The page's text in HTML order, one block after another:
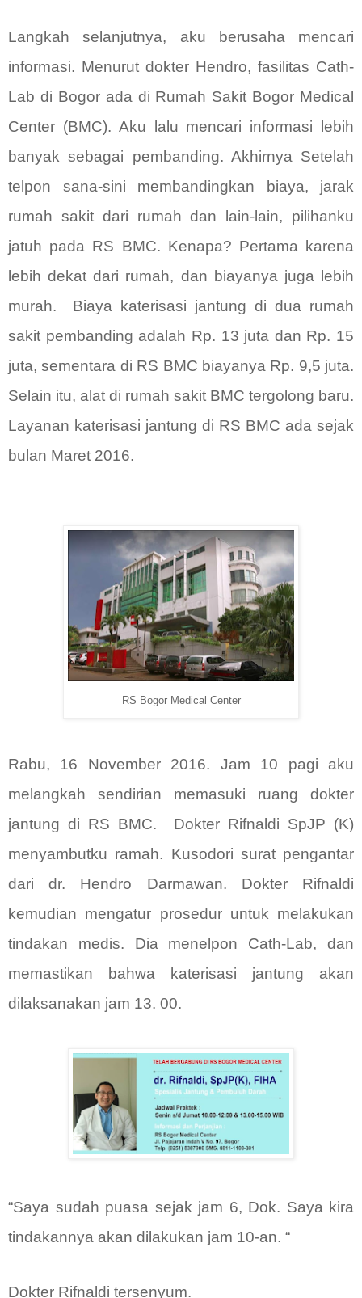
Langkah selanjutnya, aku berusaha mencari
informasi. Menurut dokter Hendro, fasilitas Cath-
Lab di Bogor ada di Rumah Sakit Bogor Medical
Center (BMC). Aku lalu mencari informasi lebih
banyak sebagai pembanding. Akhirnya Setelah
telpon sana-sini membandingkan biaya, jarak
rumah sakit dari rumah dan lain-lain, pilihanku
jatuh pada RS BMC. Kenapa? Pertama karena
lebih dekat dari rumah, dan biayanya juga lebih
murah. Biaya katerisasi jantung di dua rumah
sakit pembanding adalah Rp. 13 juta dan Rp. 15
juta, sementara di RS BMC biayanya Rp. 9,5 juta.
Selain itu, alat di rumah sakit BMC tergolong baru.
Layanan katerisasi jantung di RS BMC ada sejak
bulan Maret 2016.
RS Bogor Medical Center
Rabu, 16 November 2016. Jam 10 pagi aku
melangkah sendirian memasuki ruang dokter
jantung di RS BMC.
Dokter Rifnaldi SpJP (K)
menyambutku ramah. Kusodori surat pengantar
dari dr. Hendro Darmawan. Dokter Rifnaldi
kemudian mengatur prosedur untuk melakukan
tindakan medis. Dia menelpon Cath-Lab, dan
memastikan bahwa katerisasi jantung akan
dilaksanakan jam 13. 00.
“Saya sudah puasa sejak jam 6, Dok. Saya kira
tindakannya akan dilakukan jam 10-an. “
Dokter Rifnaldi tersenyum.